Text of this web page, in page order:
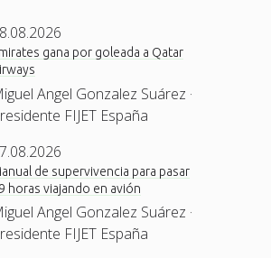
gana por goleada a Qatar
Angel Gonzalez Suárez ·
FIJET España
de supervivencia para pasar
horas viajando en avión
Angel Gonzalez Suárez ·
FIJET España